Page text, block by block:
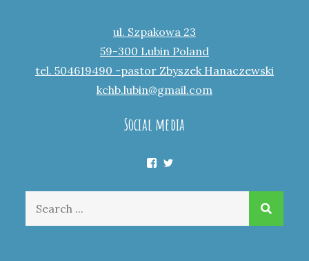
ul. Szpakowa 23
59-300 Lubin Poland
tel. 504619490 -pastor Zbyszek Hanaczewski
kchb.lubin@gmail.com
Social media
Facebook